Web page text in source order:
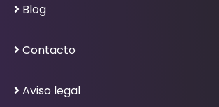
Blog
Contacto
Aviso legal